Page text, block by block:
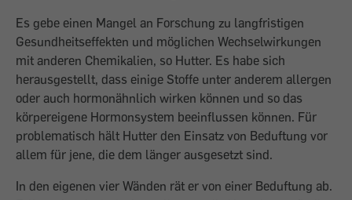
Es gebe einen Mangel an Forschung zu langfristigen
Gesundheitseffekten und möglichen Wechselwirkungen
mit anderen Chemikalien, so Hutter. Es habe sich
herausgestellt, dass einige Stoffe unter anderem allergen
oder auch hormonähnlich wirken können und so das
körpereigene Hormonsystem beeinflussen können. Für
problematisch hält Hutter den Einsatz von Beduftung vor
allem für jene, die dem länger ausgesetzt sind.
In den ­eigenen vier Wänden rät er von einer Beduftung ab.